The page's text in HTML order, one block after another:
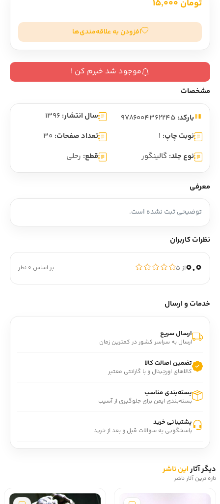
تومان 15,000
افزودن به علاقه‌مندی‌ها
موجود شد خبرم کن !
مشخصات
بارکد: سال انتشار: 1396
نوبت چاپ: 1 تعداد صفحات: 30
نوع جلد: گالینگور قطع: رحلی
معرفی
توضیحی ثبت نشده است.
نظرات کاربران
0.0از ۵ بر اساس 0 نظر
خدمات و ارسال
ارسال سریع
ارسال به سراسر کشور در کمترین زمان
تضمین اصالت کالا
کالاهای اورجینال و با گارانتی معتبر
بسته‌بندی مناسب
بسته‌بندی ایمن برای جلوگیری از آسیب
پشتیبانی خرید
پاسخگویی به سوالات قبل و بعد از خرید
دیگر آثاراین ناشر
تازه ترین آثار ناشر